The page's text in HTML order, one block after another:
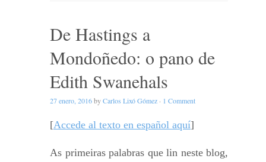
De Hastings a
Mondoñedo: o pano de
Edith Swanehals
27 enero, 2016byCarlos Lixó Gómez · 1 Comment
[Accede al texto en español aquí]
As primeiras palabras que lin neste blog,